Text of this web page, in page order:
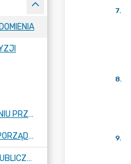
RAPORTY O ODZIAŁYWANIU PRZEDSIĘWZIĘĆ NA ŚRODOWISKO
UTRZYMANIE CZYSTOŚCI I PORZĄDKU
UDOSTĘPNIANIE INFORMACJI PUBLICZNEJ
7.
8.
9.